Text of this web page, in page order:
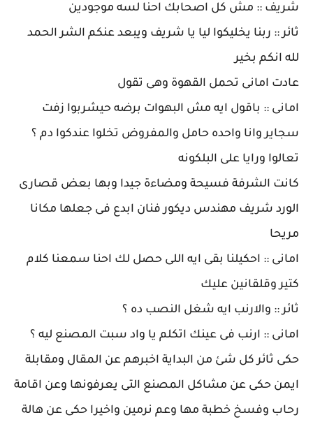
شريف :: مش كل اصحابك احنا لسه موجودين
ثائر :: ربنا يخليكوا ليا يا شريف ويبعد عنكم الشر الحمد
لله انكم بخير
عادت امانى تحمل القهوة وهى تقول
امانى :: باقول ايه مش البهوات برضه حيشربوا زفت
سجاير وانا واحده حامل والمفروض تخلوا عندكوا دم ؟
تعالوا ورايا على البلكونه
كانت الشرفة فسيحة ومضاءة جيدا وبها بعض قصارى
الورد شريف مهندس ديكور فنان ابدع فى جعلها مكانا
مريحا
امانى :: احكيلنا بقى ايه اللى حصل لك احنا سمعنا كلام
كتير وقلقانين عليك
ثائر :: والارنب ايه شغل النصب ده ؟
امانى :: ارنب فى عينك اتكلم يا واد سبت المصنع ليه ؟
حكى ثائر كل شئ من البداية اخبرهم عن المقال ومقابلة
ايمن حكى عن مشاكل المصنع التى يعرفونها وعن اقامة
رحاب وفسخ خطبة مها وعم نرمين واخيرا حكى عن هالة